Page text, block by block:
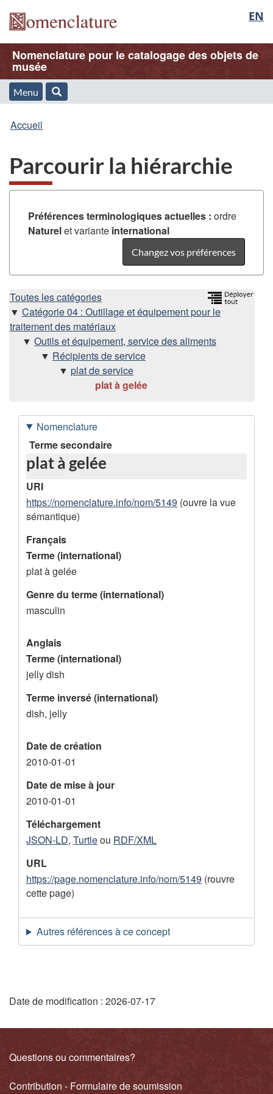
contenu
principal
« À
propos
application
la
version
de
EN
/
Nomenclature
Nom
de
l'application
Web
Nomenclature pour le catalogage des objets de
musée
Menu
et
Menu
Vous
ici
Accueil
Parcourir la hiérarchie
Préférences terminologiques actuelles : ordre
Naturelet variante international
Changez vos préférences
H
i
Toutes les catégories
Catégorie 04 : Outillage et équipement pour le
traitement des matériaux
Outils et équipement, service des aliments
Récipients de service
plat de service
plat à gelée
Nomenclature
D
o
n
n
é
e
s
d
e
l
'
e
n
r
e
i
s
t
r
e
m
e
n
t
Terme secondaire
plat à gelée
URI
https://nomenclature.info/nom/5149 (ouvre la vue
sémantique)
Français
Terme (international)
plat à gelée
Genre du terme (international)
masculin
Anglais
Terme (international)
jelly dish
Terme inversé (international)
dish, jelly
Date de création
2010-01-01
Date de mise à jour
2010-01-01
Téléchargement
JSON-LD, Turtleou RDF/XML
URL
https://page.nomenclature.info/nom/5149 (rouvre
cette page)
Autres références à ce concept
D
t
Date de modification : 2026-07-17
Liens
Questions ou commentaires?
Contribution - Formulaire de soumission